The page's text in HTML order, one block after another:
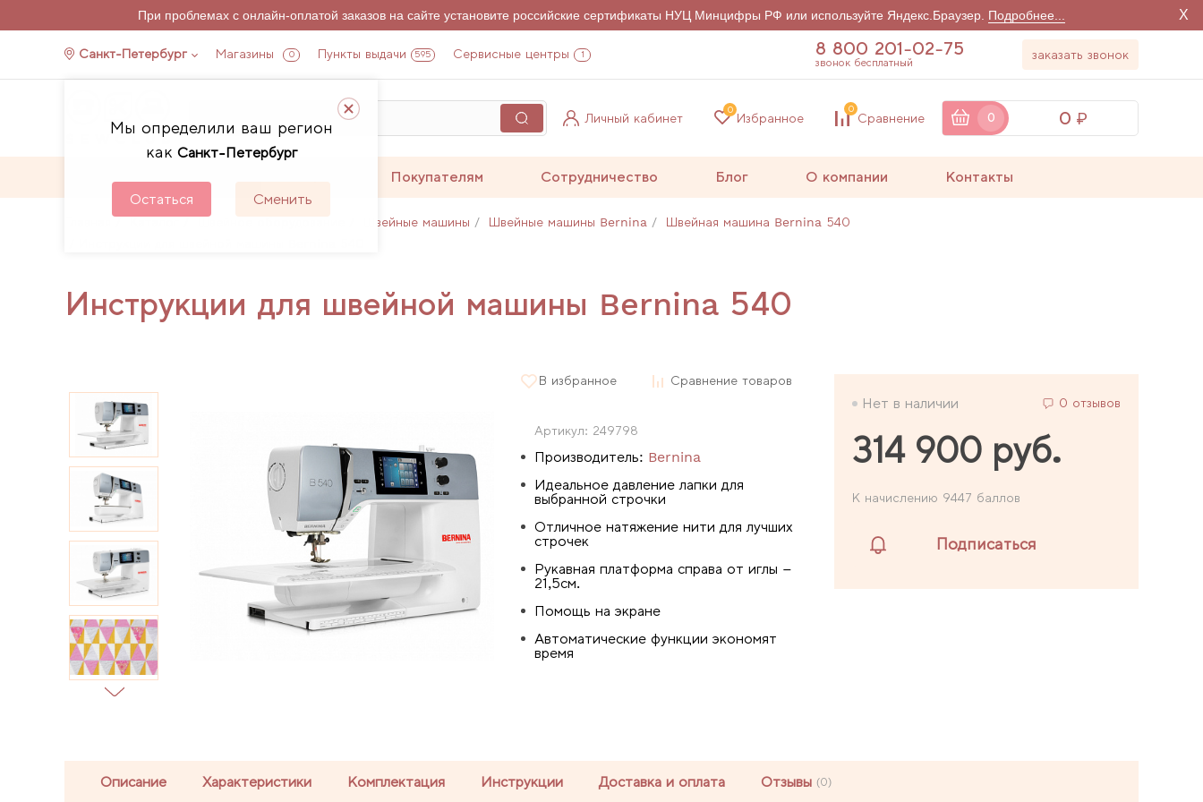
При проблемах с онлайн-оплатой заказов на сайте установите российские сертификаты НУЦ Минцифры РФ или используйте Яндекс.Браузер. Подробнее... X
Санкт-Петербург Магазины 0 Пункты выдачи 595 Сервисные центры 1
Мы определили ваш регион
как Санкт-Петербург
Остаться Сменить
8 800 201-02-75
звонок бесплатный
заказать звонок
Личный кабинет Избранное
0
Сравнение
0
0 0
Покупателям Сотрудничество Блог О компании Контакты
Каталог Швейное оборудование Швейные машины Швейные машины Bernina
Швейная машина Bernina 540
Инструкции для швейной машины Bernina 540
В избранное Сравнение товаров
Артикул: 249798
Производитель: Bernina
Идеальное давление лапки для
выбранной строчки
Отличное натяжение нити для лучших
строчек
Рукавная платформа справа от иглы –
21,5см.
Помощь на экране
Автоматические функции экономят
время
Нет в наличии 0 отзывов
314 900 руб.
К начислению 9447 баллов
Подписаться
Описание Характеристики Комплектация Инструкции Доставка и оплата Отзывы (0)